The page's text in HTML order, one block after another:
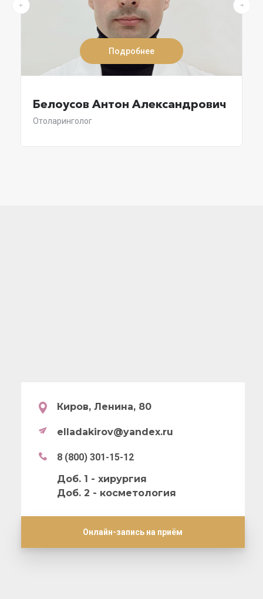
Подробнее
Белоусов Антон Александрович
Отоларинголог
Киров, Ленина, 80
elladakirov@yandex.ru
8 (800) 301-15-12
Доб. 1 - хирургия
Доб. 2 - косметология
Онлайн-запись на приём